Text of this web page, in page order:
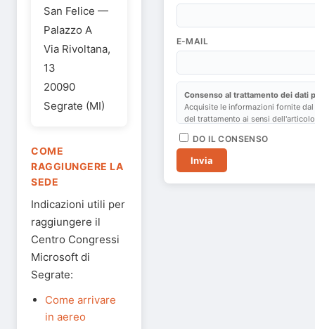
San Felice —
Palazzo A
Via Rivoltana,
13
20090
Segrate (MI)
COME
RAGGIUNGERE LA
SEDE
Indicazioni utili per
raggiungere il
Centro Congressi
Microsoft di
Segrate:
Come arrivare
in aereo
E-MAIL
Consenso al trattamento dei dati
Acquisite le informazioni fornite
del trattamento ai sensi
D.Lgs. 196/2003, l'interessato
consenso al trattamento dei dati
i fini indicati nella
DO IL CONSENSO
Invia